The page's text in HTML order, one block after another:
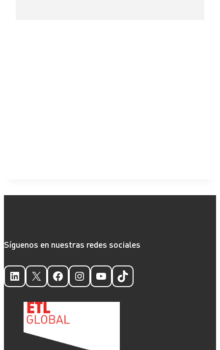
Síguenos en nuestras redes sociales
LinkedIn
X Facebook
Instagram
YouTube
TikTok